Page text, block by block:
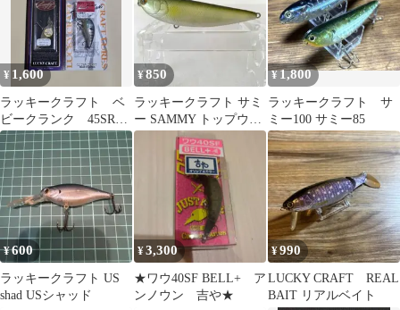
¥ 1,600
ラッキークラフト ベ
ビークランク 45SR
2個セット
¥850
ラッキークラフト サミ
ー SAMMY トップウォ
ーター 85㎜
¥1,800
ラッキークラフト サ
ミー100 サミー85
¥600
ラッキークラフト US
shad USシャッド
¥3,300
★ワウ40SF BELL+ ア
ンノウン 吉や★
¥990
LUCKY CRAFT REAL
BAIT リアルベイト